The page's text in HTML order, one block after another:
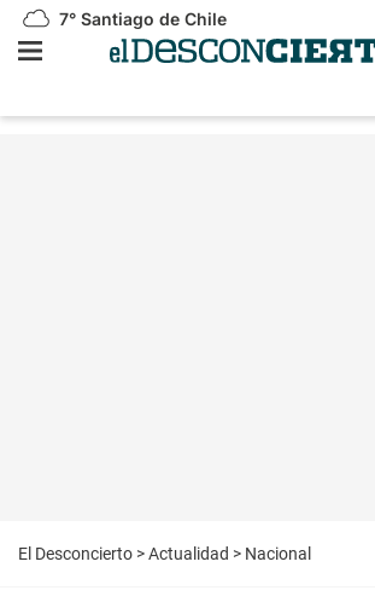
7° Santiago de Chile
El Desconcierto >Actualidad > Nacional